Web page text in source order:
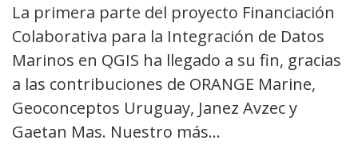
La primera parte del proyecto Financiación
Colaborativa para la Integración de Datos
Marinos en QGIS ha llegado a su fin, gracias
a las contribuciones de ORANGE Marine,
Geoconceptos Uruguay, Janez Avzec y
Gaetan Mas. Nuestro más…